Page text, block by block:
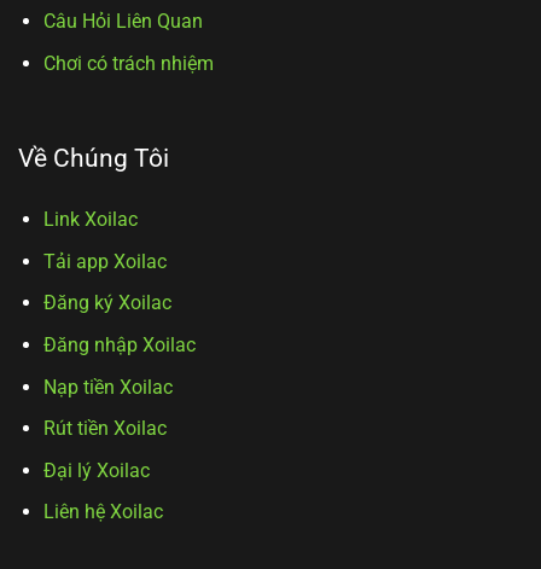
Câu Hỏi Liên Quan
Chơi có trách nhiệm
Về Chúng Tôi
Link Xoilac
Tải app Xoilac
Đăng ký Xoilac
Đăng nhập Xoilac
Nạp tiền Xoilac
Rút tiền Xoilac
Đại lý Xoilac
Liên hệ Xoilac